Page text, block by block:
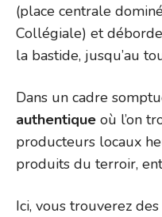
(place centrale
Collégiale) et
la bastide, jusqu’au
Dans un cadre
authentique où l’on
producteurs locaux
produits du terroir,
Ici, vous trouverez